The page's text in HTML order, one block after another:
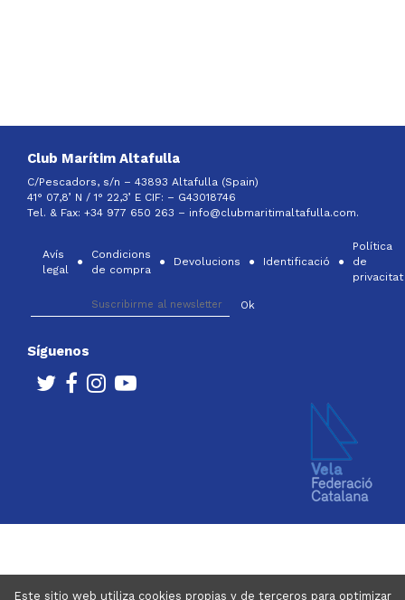
Este sitio web utiliza cookies propias y de terceros para optimizar
Club Marítim Altafulla
C/Pescadors, s/n – 43893 Altafulla (Spain)
41° 07,8’ N / 1° 22,3’ E CIF: – G43018746
Tel. & Fax: +34 977 650 263 – info@clubmaritimaltafulla.com.
Avís
legal
Condicions
de compra
Devolucions Identificació
Política
de
privacitat
Síguenos